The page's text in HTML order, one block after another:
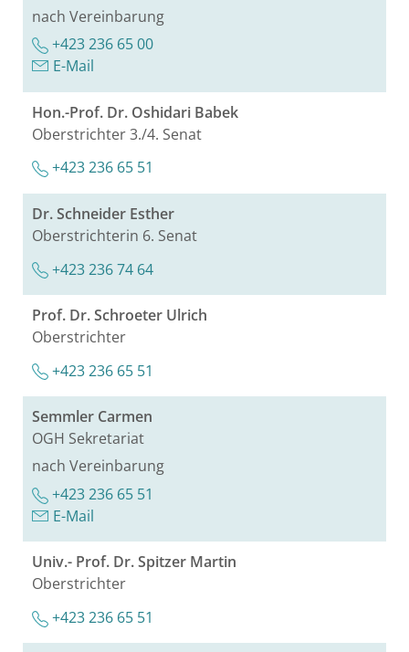
nach Ver­ein­ba­rung
+423 236 65 00
E-Mail
Hon.-Prof. Dr. Oshi­da­ri Babek
Ober­strich­ter 3./4. Senat
+423 236 65 51
Dr. Schnei­der Es­ther
Ober­strich­te­rin 6. Senat
+423 236 74 64
Prof. Dr. Schro­eter Ul­rich
Ober­strich­ter
+423 236 65 51
Semm­ler Car­men
OGH Se­kre­ta­ri­at
nach Ver­ein­ba­rung
+423 236 65 51
E-Mail
Univ.- Prof. Dr. Spit­zer Mar­tin
Ober­strich­ter
+423 236 65 51